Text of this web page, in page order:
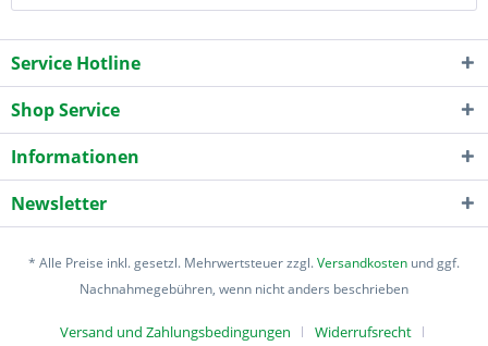
Service Hotline
Shop Service
Informationen
Newsletter
* Alle Preise inkl. gesetzl. Mehrwertsteuer zzgl.Versandkosten und ggf.
Nachnahmegebühren, wenn nicht anders beschrieben
Versand und Zahlungsbedingungen Widerrufsrecht